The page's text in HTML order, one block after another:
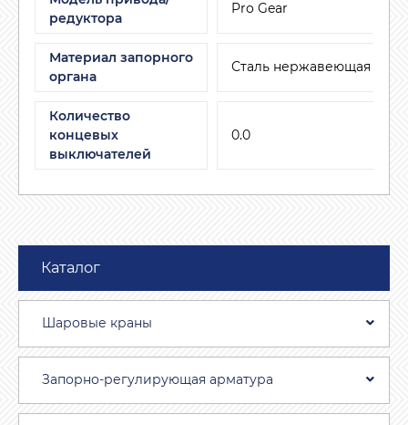
редуктора
Pro Gear
Материал запорного
органа
Сталь нержавеющая
Количество
концевых
выключателей
0.0
Каталог
Шаровые краны
Запорно-регулирующая арматура